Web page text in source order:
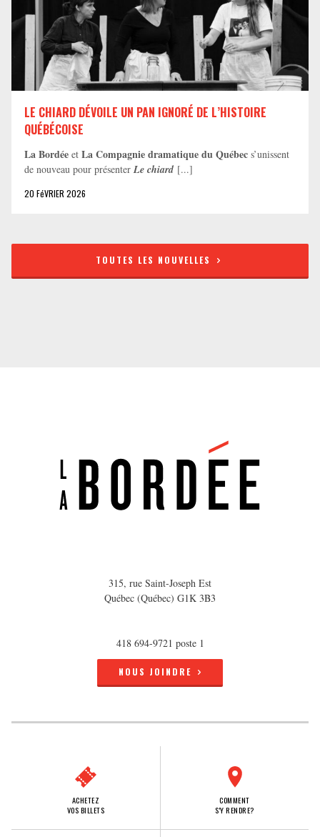
LE CHIARD DÉVOILE UN PAN IGNORÉ DE L’HISTOIRE
QUÉBÉCOISE
La Bordée et La Compagnie dramatique du Québec s’unissent
de nouveau pour présenter Le chiard [...]
20 FéVRIER 2026
TOUTES LES NOUVELLES
315, rue Saint-Joseph Est
Québec (Québec) G1K 3B3
418 694-9721 poste 1
NOUS JOINDRE
ACHETEZ
VOS BILLETS
COMMENT
S'Y RENDRE?